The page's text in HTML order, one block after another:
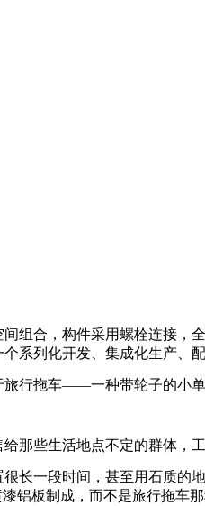
组合，构件采用螺栓连接
系列化开发、集成化生产、
行拖车——一种带轮子的小单
那些生活地点不定的群体，
长一段时间，甚至用石质
铝板制成，而不是旅行拖车